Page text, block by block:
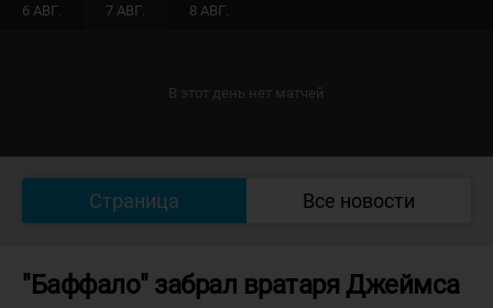
6 АВГ. 7 АВГ. 8 АВГ.
В этот день нет матчей
Страница Все новости
"Баффало" забрал вратаря Джеймса